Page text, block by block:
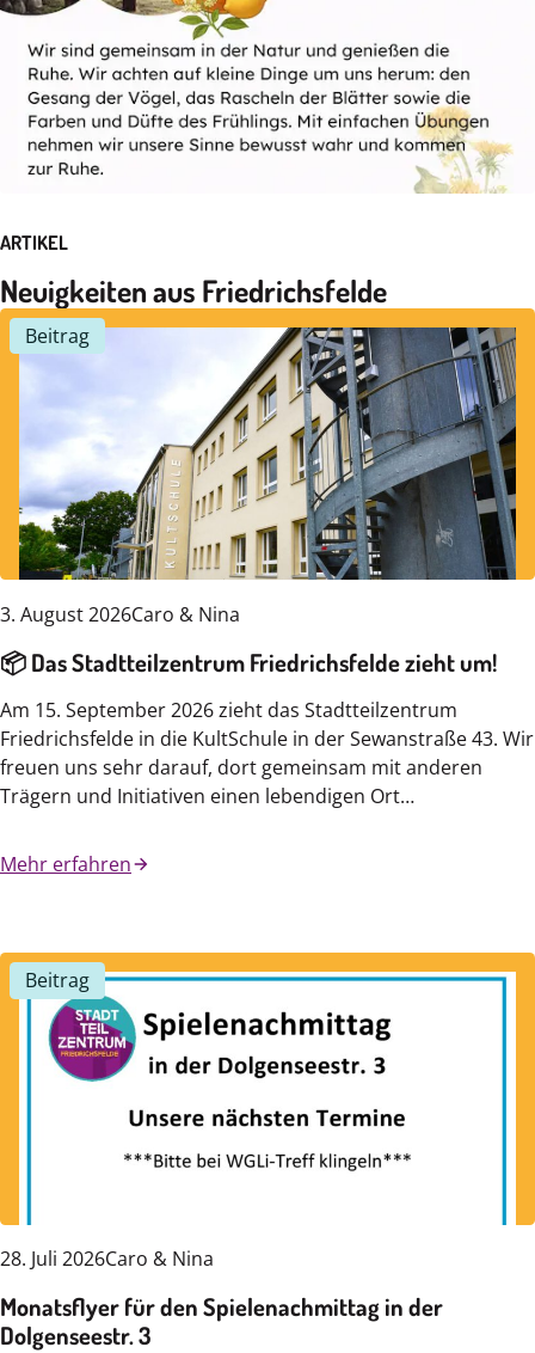
Sinnen wahr und stellen im Anschluss gemeinsam
Sauerhonig her – mit Anmeldung
Mehr erfahren
Neuigkeiten aus Friedrichsfelde
ARTIKEL
3. August 2026Caro & Nina
📦 Das Stadtteilzentrum Friedrichsfelde zieht um!
Am 15. September 2026 zieht das Stadtteilzentrum
Friedrichsfelde in die KultSchule in der Sewanstraße 43. Wir
freuen uns sehr darauf, dort gemeinsam mit anderen
Trägern und Initiativen einen lebendigen Ort…
Mehr erfahren
Beitrag
28. Juli 2026Caro & Nina
Monatsflyer für den Spielenachmittag in der
Dolgenseestr. 3
Beitrag